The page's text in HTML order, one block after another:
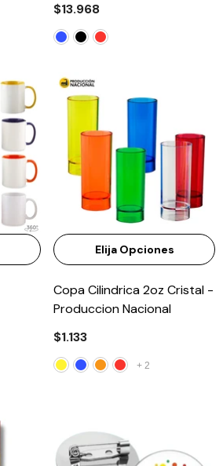
$13.968
Elija Opciones
Copa Cilindrica 2oz Cristal -
Produccion Nacional
$1.133
+ 2